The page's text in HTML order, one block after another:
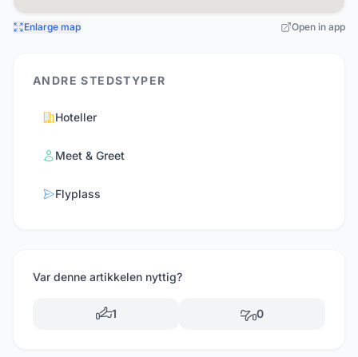
Enlarge map Open in app
ANDRE STEDSTYPER
Hoteller
Meet & Greet
Flyplass
Var denne artikkelen nyttig?
1 0